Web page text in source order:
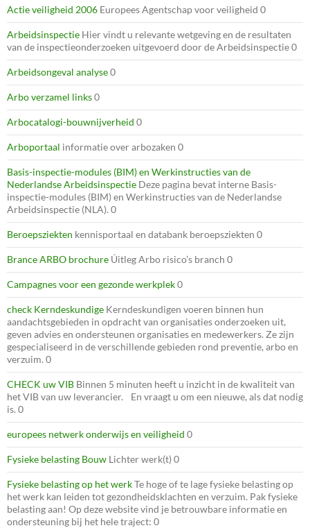
Actie veiligheid 2006 Europees Agentschap voor veiligheid 0
Arbeidsinspectie Hier vindt u relevante wetgeving en de resultaten
van de inspectieonderzoeken uitgevoerd door de Arbeidsinspectie 0
Arbeidsongeval analyse0
Arbo verzamel links0
Arbocatalogi-bouwnijverheid 0
Arboportaal informatie over arbozaken 0
Basis-inspectie-modules (BIM) en Werkinstructies van de
Nederlandse Arbeidsinspectie Deze pagina bevat interne Basis-
inspectie-modules (BIM) en Werkinstructies van de Nederlandse
Arbeidsinspectie (NLA). 0
Beroepsziekten kennisportaal en databank beroepsziekten 0
Brance ARBO brochure Úitleg Arbo risico’s branch 0
Campagnes voor een gezonde werkplek0
check Kerndeskundige Kerndeskundigen voeren binnen hun
aandachtsgebieden in opdracht van organisaties onderzoeken uit,
geven advies en ondersteunen organisaties en medewerkers. Ze zijn
gespecialiseerd in de verschillende gebieden rond preventie, arbo en
verzuim. 0
CHECK uw VIB Binnen 5 minuten heeft u inzicht in de kwaliteit van
het VIB van uw leverancier. En vraagt u om een nieuwe, als dat nodig
is. 0
europees netwerk onderwijs en veiligheid 0
Fysieke belasting Bouw Lichter werk(t) 0
Fysieke belasting op het werkTe hoge of te lage fysieke belasting op
het werk kan leiden tot gezondheidsklachten en verzuim. Pak fysieke
belasting aan! Op deze website vind je betrouwbare informatie en
ondersteuning bij het hele traject: 0